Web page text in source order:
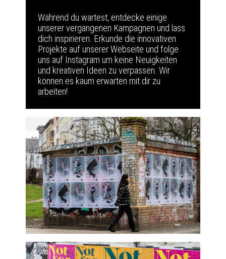
Während du wartest, entdecke einige
unserer vergangenen Kampagnen und lass
dich inspirieren. Erkunde die innovativen
Projekte auf unsererWebseite und folge
uns auf Instagram um keine Neuigkeiten
und kreativen Ideen zu verpassen. Wir
können es kaum erwarten mit dir zu
arbeiten!